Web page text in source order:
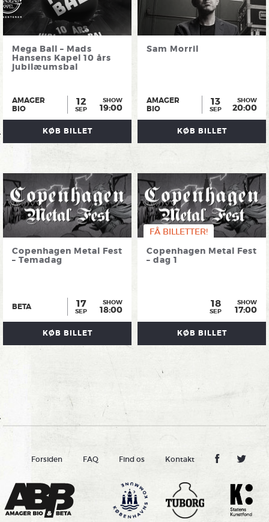
Mega Ball – Mads
Hansens Kapel 10 års
jubilæumsbal
AMAGER
BIO
12
SEP
SHOW
19:00
KØB BILLET
Sam Morril
AMAGER
BIO
13
SEP
SHOW
20:00
KØB BILLET
Copenhagen Metal Fest
– Temadag
BETA 17
SEP
SHOW
18:00
KØB BILLET
FÅ BILLETTER!
Copenhagen Metal Fest
– dag 1
18
SEP
SHOW
17:00
KØB BILLET
Forsiden FAQ Find os Kontakt